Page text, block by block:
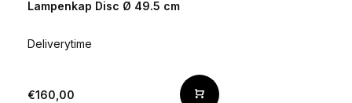
Lampenkap Disc Ø 49.5 cm
Deliverytime
€160,00